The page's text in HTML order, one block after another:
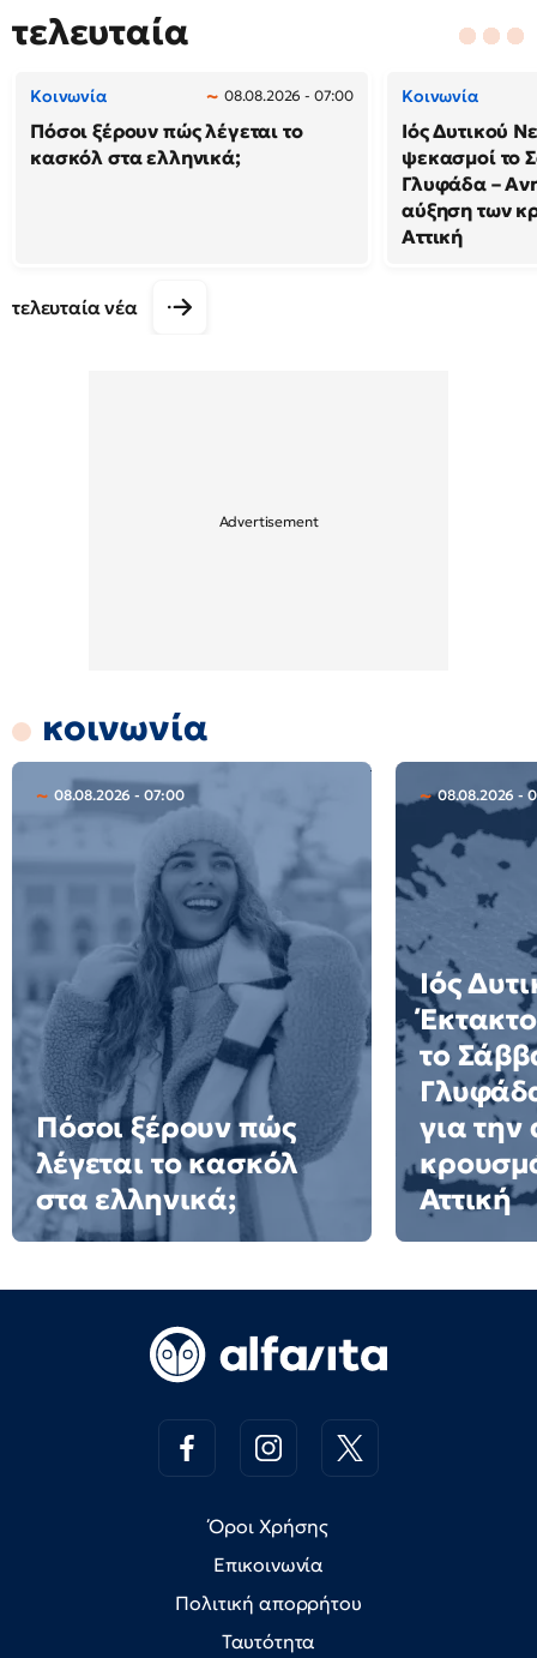
τελευταία
Κοινωνία 08.08.2026 - 07:00
Πόσοι ξέρουν πώς λέγεται το
κασκόλ στα ελληνικά;
Κοινωνία
Ιός Δυτικού
ψεκασμοί το
Γλυφάδα –
αύξηση των
Αττική
τελευταία νέα
κοινωνία
08.08.2026 - 07:00
Πόσοι ξέρουν πώς
λέγεται το κασκόλ
στα ελληνικά;
08.08.2026 -
Ιός
το
για
Αττική
Όροι Χρήσης
Επικοινωνία
Πολιτική απορρήτου
Ταυτότητα